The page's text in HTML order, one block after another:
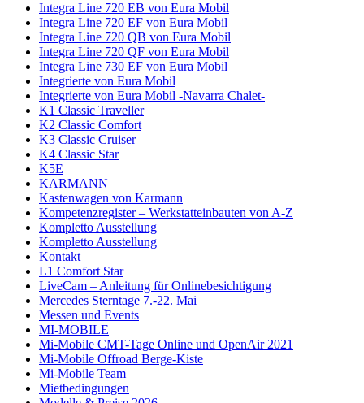
Integra Line 720 EB von Eura Mobil
Integra Line 720 EF von Eura Mobil
Integra Line 720 QB von Eura Mobil
Integra Line 720 QF von Eura Mobil
Integra Line 730 EF von Eura Mobil
Integrierte von Eura Mobil
Integrierte von Eura Mobil -Navarra Chalet-
K1 Classic Traveller
K2 Classic Comfort
K3 Classic Cruiser
K4 Classic Star
K5E
KARMANN
Kastenwagen von Karmann
Kompetenzregister – Werkstatteinbauten von A-Z
Kompletto Ausstellung
Kompletto Ausstellung
Kontakt
L1 Comfort Star
LiveCam – Anleitung für Onlinebesichtigung
Mercedes Sterntage 7.-22. Mai
Messen und Events
MI-MOBILE
Mi-Mobile CMT-Tage Online und OpenAir 2021
Mi-Mobile Offroad Berge-Kiste
Mi-Mobile Team
Mietbedingungen